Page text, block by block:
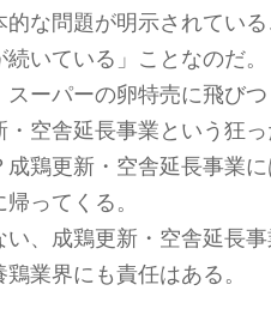
な問題が明示されてい
いている」ことなのだ。
ーパーの卵特売に飛び
空舎延長事業という狂
鶏更新・空舎延長事業
ってくる。
、成鶏更新・空舎延長
業界にも責任はある。